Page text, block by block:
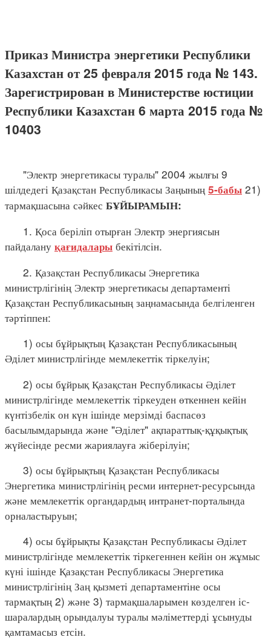
Приказ Министра энергетики Республики
Казахстан от 25 февраля 2015 года № 143.
Зарегистрирован в Министерстве юстиции
Республики Казахстан 6 марта 2015 года №
10403
"Электр энергетикасы туралы" 2004 жылғы 9
шілдедегі Қазақстан Республикасы Заңының 5-бабы 21)
тармақшасына сәйкес БҰЙЫРАМЫН:
1. Қоса беріліп отырған Электр энергиясын
пайдалану қағидалары бекітілсін.
2. Қазақстан Республикасы Энергетика
министрлігінің Электр энергетикасы департаменті
Қазақстан Республикасының заңнамасында белгіленген
тәртіппен:
1) осы бұйрықтың Қазақстан Республикасының
Әділет министрлігінде мемлекеттік тіркелуін;
2) осы бұйрық Қазақстан Республикасы Әділет
министрлігінде мемлекеттік тіркеуден өткеннен кейін
күнтізбелік он күн ішінде мерзімді баспасөз
басылымдарында және "Әділет" ақпараттық-құқықтық
жүйесінде ресми жариялауға жіберілуін;
3) осы бұйрықтың Қазақстан Республикасы
Энергетика министрлігінің ресми интернет-ресурсында
және мемлекеттік органдардың интранет-порталында
орналастыруын;
4) осы бұйрықты Қазақстан Республикасы Әділет
министрлігінде мемлекеттік тіркегеннен кейін он жұмыс
күні ішінде Қазақстан Республикасы Энергетика
министрлігінің Заң қызметі департаментіне осы
тармақтың 2) және 3) тармақшаларымен көзделген іс-
шаралардың орындалуы туралы мәліметтерді ұсынуды
қамтамасыз етсін.